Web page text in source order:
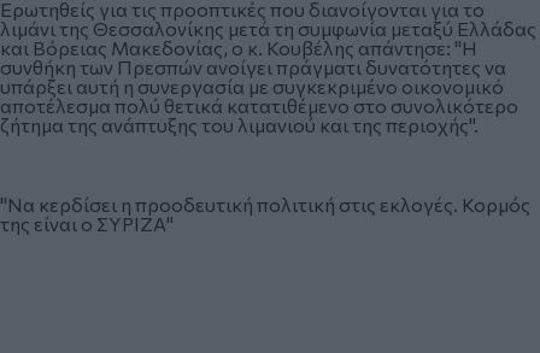
Ερωτηθείς για τις προοπτικές που διανοίγονται για το
λιμάνι της Θεσσαλονίκης μετά τη συμφωνία μεταξύ Ελλάδας
και Βόρειας Μακεδονίας, ο κ. Κουβέλης απάντησε: "Η
συνθήκη των Πρεσπών ανοίγει πράγματι δυνατότητες να
υπάρξει αυτή η συνεργασία με συγκεκριμένο οικονομικό
αποτέλεσμα πολύ θετικά κατατιθέμενο στο συνολικότερο
ζήτημα της ανάπτυξης του λιμανιού και της περιοχής".
"Να κερδίσει η προοδευτική πολιτική στις εκλογές. Κορμός
της είναι ο ΣΥΡΙΖΑ"